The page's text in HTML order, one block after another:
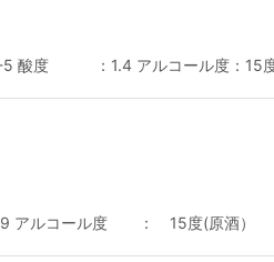
5 酸度 ：1.4 アルコール度：15
アルコール度 ： 15度(原酒）